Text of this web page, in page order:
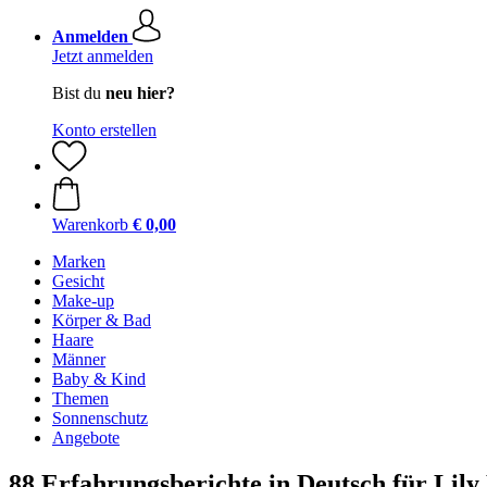
Anmelden
Jetzt anmelden
Bist du neu hier?
Konto erstellen
Warenkorb € 0,00
Marken
Gesicht
Make-up
Körper & Bad
Haare
Männer
Baby & Kind
Themen
Sonnenschutz
Angebote